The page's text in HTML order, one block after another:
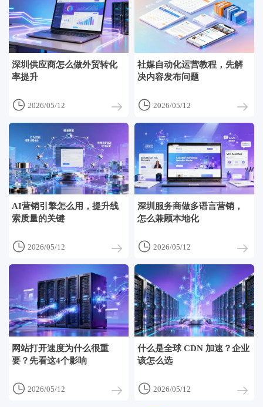
深圳供应商怎么做外贸转化
率提升
 2026/05/12
社媒自动化运营教程，先解
决内容发布问题
 2026/05/12
AI营销引擎怎么用，提升线
索质量的关键
 2026/05/12
深圳服务商做多语言营销，
怎么兼顾本地化
 2026/05/12
网站打开速度为什么很重
要？先看这4个影响
 2026/05/12
什么是全球 CDN 加速？企业
该怎么选
 2026/05/12